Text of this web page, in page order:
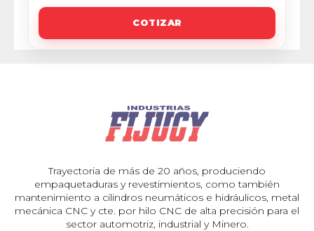
COTIZAR
Trayectoria de más de 20 años, produciendo
empaquetaduras y revestimientos, como también
mantenimiento a cilindros neumáticos e hidráulicos, metal
mecánica CNC y cte. por hilo CNC de alta precisión para el
sector automotriz, industrial y Minero.